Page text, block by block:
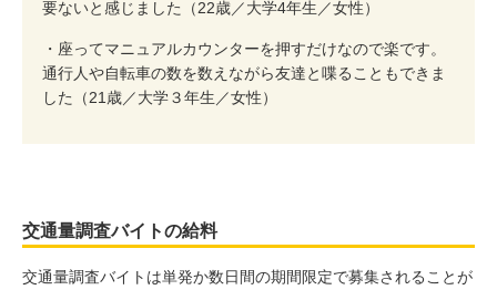
要ないと感じました（22歳／大学4年生／女性）
・座ってマニュアルカウンターを押すだけなので楽です。
通行人や自転車の数を数えながら友達と喋ることもできま
した（21歳／大学３年生／女性）
交通量調査バイトの給料
交通量調査バイトは単発か数日間の期間限定で募集されることが